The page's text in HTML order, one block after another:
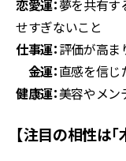
恋愛運：夢を共有す
せすぎないこと
仕事運：評価が高ま
金運：直感を信じ
健康運：美容やメン
【注目の相性は「